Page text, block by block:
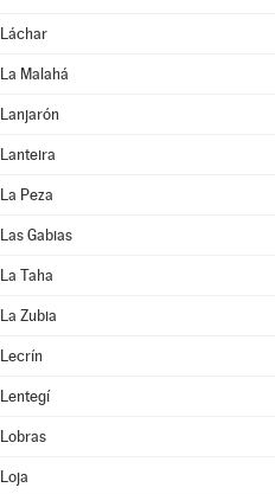
Láchar
La Malahá
Lanjarón
Lanteira
La Peza
Las Gabias
La Taha
La Zubia
Lecrín
Lentegí
Lobras
Loja